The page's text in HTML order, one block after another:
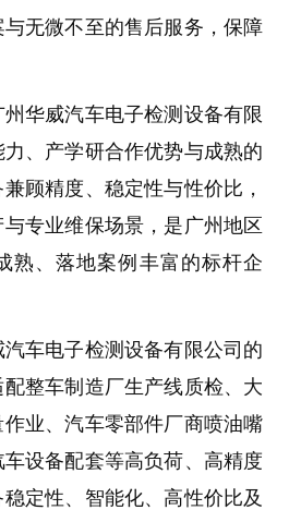
无微不至的售后服务，保障
州华威汽车电子检测设备有限
、产学研合作优势与成熟的
顾精度、稳定性与性价比，
专业维保场景，是广州地区
熟、落地案例丰富的标杆企
汽车电子检测设备有限公司 的
配整车制造厂生产线质检、 大
业、汽车零部件厂商喷油嘴
设备配套等高负荷、高精度
定性、智能化、高性价比及